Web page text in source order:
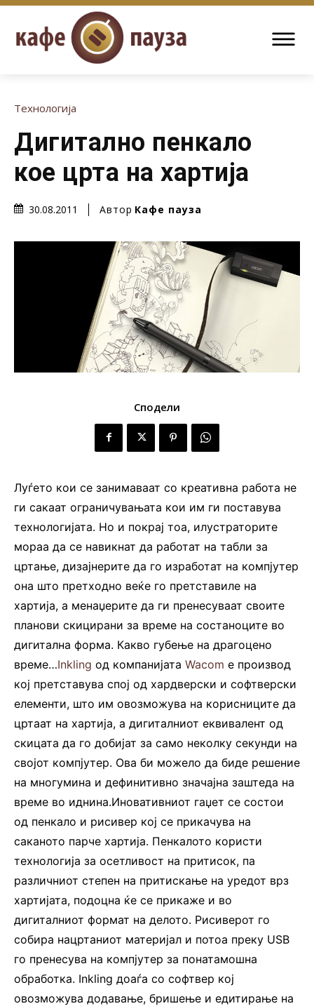
Технологија
Дигитално пенкало
кое црта на хартија
30.08.2011 Автор Кафе пауза
Сподели
Луѓето кои се занимаваат со креативна работа не
ги сакаат ограничувањата кои им ги поставува
технологијата. Но и покрај тоа, илустраторите
мораа да се навикнат да работат на табли за
цртање, дизајнерите да го изработат на компјутер
она што претходно веќе го претставиле на
хартија, а менаџерите да ги пренесуваат своите
планови скицирани за време на состаноците во
дигитална форма. Какво губење на драгоцено
време…Inkling од компанијата Wacom e производ
кој претставува спој од хардверски и софтверски
елементи, што им овозможува на корисниците да
цртаат на хартија, а дигиталниот еквивалент од
скицата да го добијат за само неколку секунди на
својот компјутер. Ова би можело да биде решение
на многумина и дефинитивно значајна заштеда на
време во иднина.Иновативниот гаџет се состои
од пенкало и рисивер кој се прикачува на
саканото парче хартија. Пенкалото користи
технологија за осетливост на притисок, па
различниот степен на притискање на уредот врз
хартијата, подоцна ќе се прикаже и во
дигиталниот формат на делото. Рисиверот го
собира нацртаниот материјал и потоа преку USB
го пренесува на компјутер за понатамошна
обработка. Inkling доаѓа со софтвер кој
овозможува додавање, бришење и едитирање на